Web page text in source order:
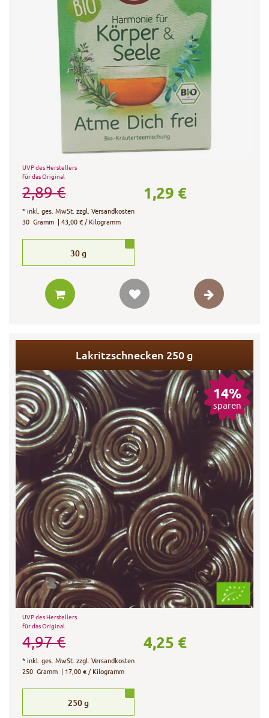
UVP des Herstellers
für das Original
2,89 € 1,29 €
*inkl. ges. MwSt. zzgl.Versandkosten
30 Gramm | 43,00 € / Kilogramm
30g
Lakritzschnecken 250 g
14%
sparen
UVP des Herstellers
für das Original
4,97 € 4,25 €
*inkl. ges. MwSt. zzgl.Versandkosten
250 Gramm | 17,00 € / Kilogramm
250g